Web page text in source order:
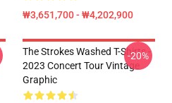
₩3,651,700 - ₩4,202,900
The Strokes Washed T-Shirts -
2023 Concert Tour Vintage
Graphic
-20%